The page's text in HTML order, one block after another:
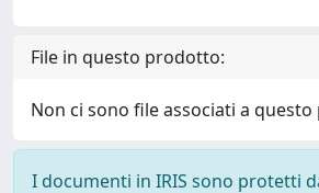
File in questo prodotto:
Non ci sono file associati a
I documenti in IRIS sono protetti